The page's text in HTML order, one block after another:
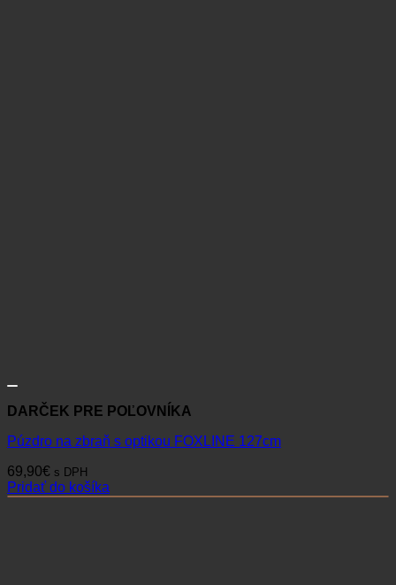
DARČEK PRE POĽOVNÍKA
Púzdro na zbraň s optikou FOXLINE 127cm
69,90€ s DPH
Pridať do košíka